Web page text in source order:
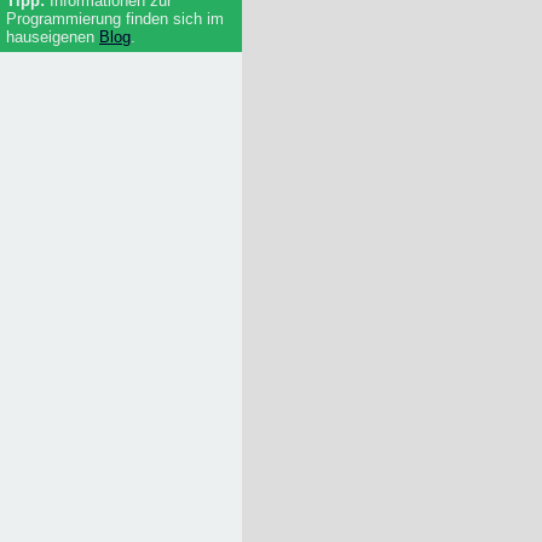
Programmierung finden sich im
hauseigenen Blog